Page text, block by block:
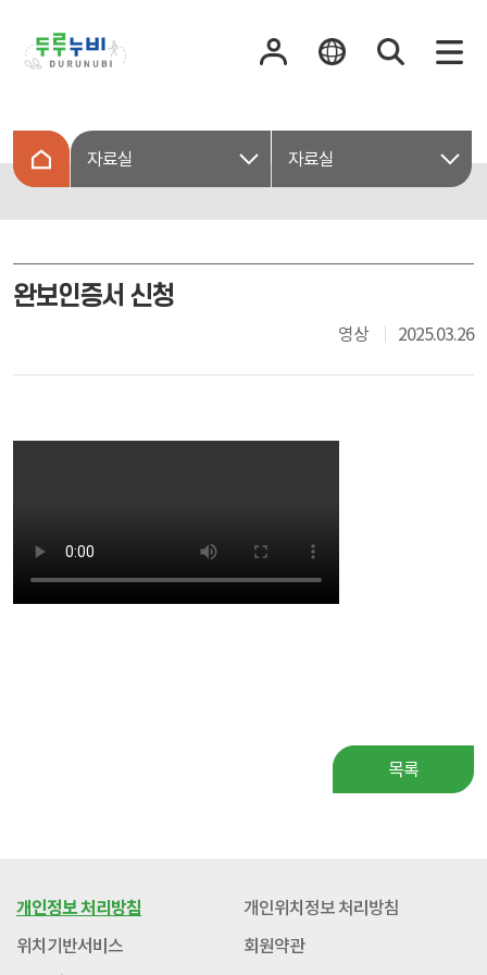
자료실 자료실
완보인증서 신청
영상 2025.03.26
목록
개인정보 처리방침
개인위치정보 처리방침
위치기반서비스
회원약관